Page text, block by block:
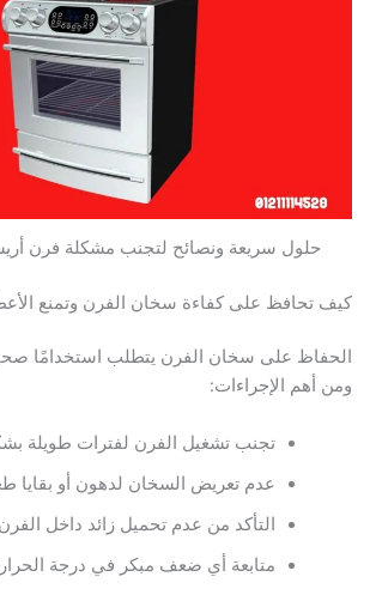
حلول سريعة ونصائح لتجنب مشكلة فرن
كيف تحافظ على كفاءة سخان الفرن وتمنع
الحفاظ على سخان الفرن يتطلب استخدامًا
ومن أهم الإجراءات:
تجنب تشغيل الفرن لفترات طويلة
عدم تعريض السخان لدهون أو بقايا
التأكد من عدم تحميل زائد داخل
متابعة أي ضعف مبكر في درجة